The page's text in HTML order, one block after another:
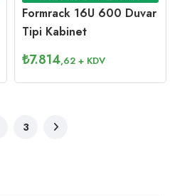
Formrack 16U 600 Duvar
Tipi Kabinet
₺7.814,62 + KDV
3